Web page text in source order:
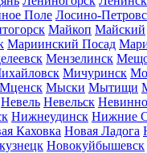
Поле Лосино-
Майкоп Майский
Мариинский Посад
Мензелинск
Мичуринск
Мценск Мыски Мытищи
Невель Невельск
Нижнеудинск Нижние
Каховка Новая Ладога
Новокуйбышевск